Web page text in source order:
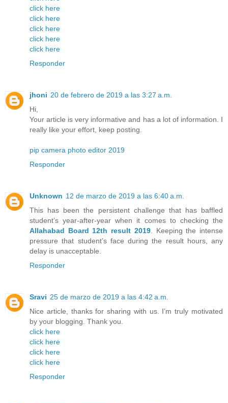
click here
click here
click here
click here
click here
Responder
jhoni 20 de febrero de 2019 a las 3:27 a.m.
Hi,
Your article is very informative and has a lot of information. I
really like your effort, keep posting.
pip camera photo editor 2019
Responder
Unknown 12 de marzo de 2019 a las 6:40 a.m.
This has been the persistent challenge that has baffled
student’s year-after-year when it comes to checking the
Allahabad Board 12th result 2019. Keeping the intense
pressure that student’s face during the result hours, any
delay is unacceptable.
Responder
Sravi 25 de marzo de 2019 a las 4:42 a.m.
Nice article, thanks for sharing with us. I’m truly motivated
by your blogging. Thank you.
click here
click here
click here
click here
Responder